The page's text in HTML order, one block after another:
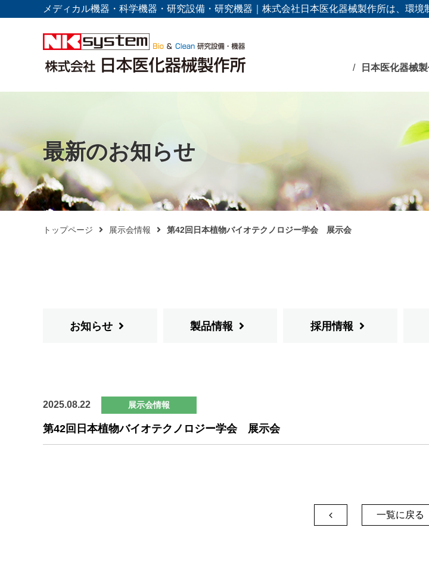
メディカル機器・科学機器・研究設備・研究機器｜株式会社日本医化器械製作所は、環
日本医化器械
最新のお知らせ
トップページ 展示会情報 第42回日本植物バイオテクノロジー学会 展示会
お知らせ 製品情報 採用情報
2025.08.22 展示会情報
第42回日本植物バイオテクノロジー学会 展示会
 一覧に戻る